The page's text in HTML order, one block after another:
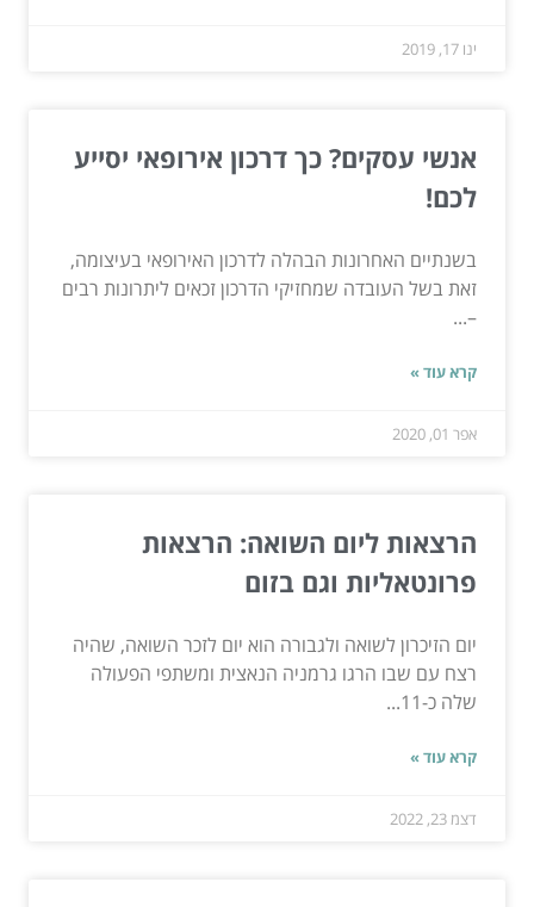
ינו 17, 2019
אנשי עסקים? כך דרכון אירופאי יסייע
לכם!
בשנתיים האחרונות הבהלה לדרכון האירופאי בעיצומה,
זאת בשל העובדה שמחזיקי הדרכון זכאים ליתרונות רבים
–...
קרא עוד »
אפר 01, 2020
הרצאות ליום השואה: הרצאות
פרונטאליות וגם בזום
יום הזיכרון לשואה ולגבורה הוא יום לזכר השואה, שהיה
רצח עם שבו הרגו גרמניה הנאצית ומשתפי הפעולה
שלה כ-11...
קרא עוד »
דצמ 23, 2022